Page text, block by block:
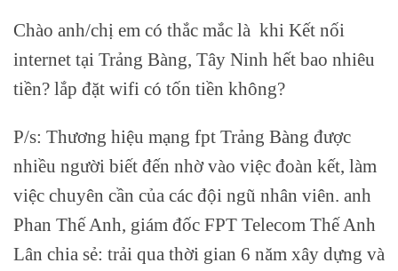
Chào anh/chị em có thắc mắc là khi Kết nối
internet tại Trảng Bàng, Tây Ninh hết bao nhiêu
tiền? lắp đặt wifi có tốn tiền không?
P/s: Thương hiệu mạng fpt Trảng Bàng được
nhiều người biết đến nhờ vào việc đoàn kết, làm
việc chuyên cần của các đội ngũ nhân viên. anh
Phan Thế Anh, giám đốc FPT Telecom Thế Anh
Lân chia sẻ: trải qua thời gian 6 năm xây dựng và